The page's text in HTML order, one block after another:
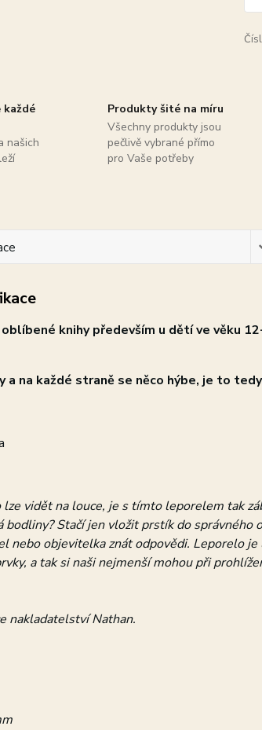
každé
našich
Produkty šité na míru
Všechny produkty jsou
pečlivě vybrané přímo
pro Vaše potřeby
oblíbené knihy především u dětí ve věku
a na každé straně se něco hýbe, je to
lze vidět na louce, je s tímto leporelem tak
bodliny? Stačí jen vložit prstík do
nebo objevitelka znát odpovědi. Leporelo
a tak si naši nejmenší mohou při
nakladatelství Nathan.